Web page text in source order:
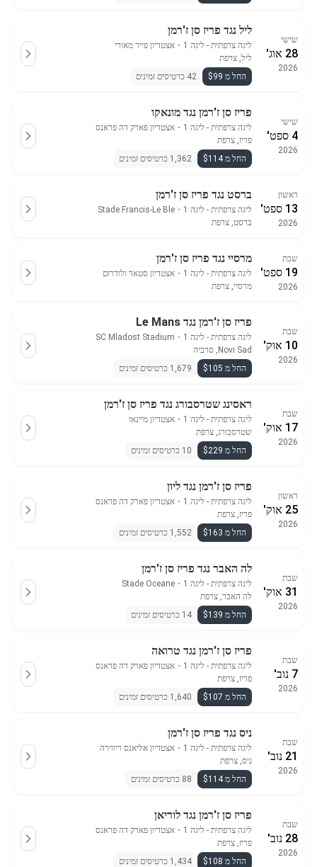
שישי
28 אוג'
2026
ליל נגד פריז סן ז'רמן
ליגה צרפתית - ליגה 1 ・ אצטדיון פייר מאורי
ליל, צרפת
החל מ $99
42 כרטיסים זמינים
שישי
4 ספט'
2026
פריז סן ז'רמן נגד מונאקו
ליגה צרפתית - ליגה 1 ・ אצטדיון פארק דה פראנס
פריז, צרפת
החל מ $114
1,362 כרטיסים זמינים
ראשון
13 ספט'
2026
ברסט נגד פריז סן ז'רמן
ליגה צרפתית - ליגה 1 ・
Stade Francis-Le Ble
ברסט, צרפת
שבת
19 ספט'
2026
מרסיי נגד פריז סן ז'רמן
ליגה צרפתית - ליגה 1 ・ אצטדיון סטאד ולודרום
מרסיי, צרפת
שבת
10 אוק'
2026
פריז סן ז'רמן נגד Le Mans
ליגה צרפתית - ליגה 1 ・
SC Mladost Stadium
Novi Sad, סרביה
החל מ $105
1,679 כרטיסים זמינים
שבת
17 אוק'
2026
ראסינג שטרסבורג נגד פריז סן ז'רמן
ליגה צרפתית - ליגה 1 ・ אצטדיון מיינאו
שטרסבורג, צרפת
החל מ $229
10 כרטיסים זמינים
ראשון
25 אוק'
2026
פריז סן ז'רמן נגד ליון
ליגה צרפתית - ליגה 1 ・ אצטדיון פארק דה פראנס
פריז, צרפת
החל מ $163
1,552 כרטיסים זמינים
שבת
31 אוק'
2026
לה האבר נגד פריז סן ז'רמן
ליגה צרפתית - ליגה 1 ・
Stade Oceane
לה האבר, צרפת
החל מ $139
14 כרטיסים זמינים
שבת
7 נוב'
2026
פריז סן ז'רמן נגד טרואה
ליגה צרפתית - ליגה 1 ・ אצטדיון פארק דה פראנס
פריז, צרפת
החל מ $107
1,640 כרטיסים זמינים
שבת
21 נוב'
2026
ניס נגד פריז סן ז'רמן
ליגה צרפתית - ליגה 1 ・ אצטדיון אליאנס ריווירה
ניס, צרפת
החל מ $114
88 כרטיסים זמינים
שבת
28 נוב'
2026
פריז סן ז'רמן נגד לוריאן
ליגה צרפתית - ליגה 1 ・ אצטדיון פארק דה פראנס
פריז, צרפת
החל מ $108
1,434 כרטיסים זמינים